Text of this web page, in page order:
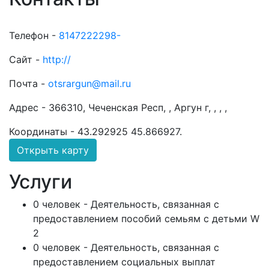
Телефон - 8147222298-
Сайт - http://
Почта - otsrargun@mail.ru
Адрес - 366310, Чеченская Респ, , Аргун г, , , ,
Координаты - 43.292925 45.866927.
Открыть карту
Услуги
0 человек - Деятельность, связанная с
предоставлением пособий семьям с детьми W
2
0 человек - Деятельность, связанная с
предоставлением социальных выплат